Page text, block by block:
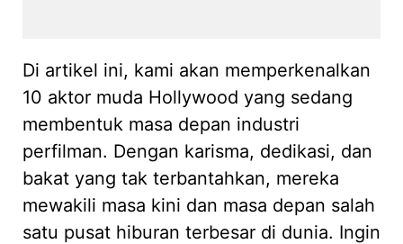
Di artikel ini, kami akan memperkenalkan
10 aktor muda Hollywood yang sedang
membentuk masa depan industri
perfilman. Dengan karisma, dedikasi, dan
bakat yang tak terbantahkan, mereka
mewakili masa kini dan masa depan salah
satu pusat hiburan terbesar di dunia. Ingin